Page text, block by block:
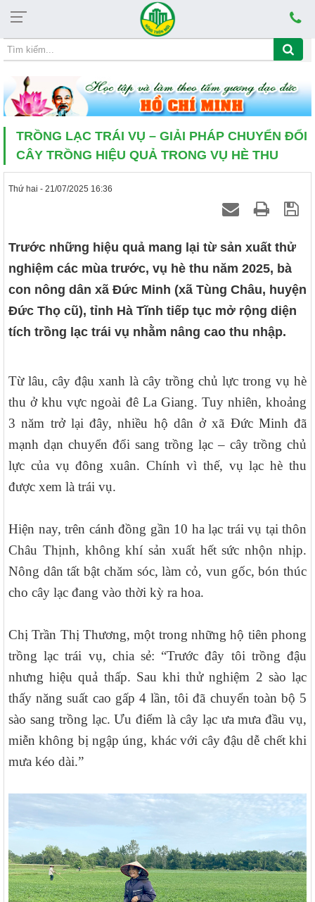
Thứ bảy, 08/08/2026, 23:00
CHỦ ĐỀ HỌC TẬP VÀ LÀM THEO TẤM GƯƠNG
TRỒNG LẠC TRÁI VỤ – GIẢI PHÁP CHUYỂN ĐỔI
CÂY TRỒNG HIỆU QUẢ TRONG VỤ HÈ THU
Thứ hai - 21/07/2025 16:36
Trước những hiệu quả mang lại từ sản xuất thử
nghiệm các mùa trước, vụ hè thu năm 2025, bà
con nông dân xã Đức Minh (xã Tùng Châu, huyện
Đức Thọ cũ), tỉnh Hà Tĩnh tiếp tục mở rộng diện
tích trồng lạc trái vụ nhằm nâng cao thu nhập.
Từ lâu, cây đậu xanh là cây trồng chủ lực trong vụ hè
thu ở khu vực ngoài đê La Giang. Tuy nhiên, khoảng
3 năm trở lại đây, nhiều hộ dân ở xã Đức Minh đã
mạnh dạn chuyển đổi sang trồng lạc – cây trồng chủ
lực của vụ đông xuân. Chính vì thế, vụ lạc hè thu
được xem là trái vụ.
Hiện nay, trên cánh đồng gần 10 ha lạc trái vụ tại thôn
Châu Thịnh, không khí sản xuất hết sức nhộn nhịp.
Nông dân tất bật chăm sóc, làm cỏ, vun gốc, bón thúc
cho cây lạc đang vào thời kỳ ra hoa.
Chị Trần Thị Thương, một trong những hộ tiên phong
trồng lạc trái vụ, chia sẻ: “Trước đây tôi trồng đậu
nhưng hiệu quả thấp. Sau khi thử nghiệm 2 sào lạc
thấy năng suất cao gấp 4 lần, tôi đã chuyển toàn bộ 5
sào sang trồng lạc. Ưu điểm là cây lạc ưa mưa đầu vụ,
miễn không bị ngập úng, khác với cây đậu dễ chết khi
mưa kéo dài.”